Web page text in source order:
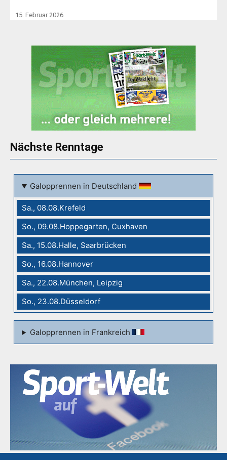
15. Februar 2026
Nächste Renntage
Galopprennen in Deutschland
Sa., 08.08.Krefeld
So., 09.08.Hoppegarten, Cuxhaven
Sa., 15.08.Halle, Saarbrücken
So., 16.08.Hannover
Sa., 22.08.München, Leipzig
So., 23.08.Düsseldorf
Galopprennen in Frankreich